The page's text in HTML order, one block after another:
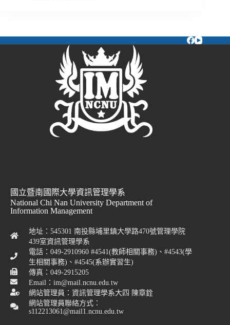
國立暨南國際大學資訊管理學系
National Chi Nan University Department of
Information Management
地址：545301 南投縣埔里鎮大學路470號管理學院
439室資訊管理學系
電話：049-2910960 #4541(教師相關事務)、#4543(學
生相關事務)、#4545(系辦實習生)
傳真：049-2915205
Email：im@mail.ncnu.edu.tw
網站管理員：資訊管理學系大四 陳章銓
網站管理員聯絡方式：
s112213061@mail1.ncnu.edu.tw